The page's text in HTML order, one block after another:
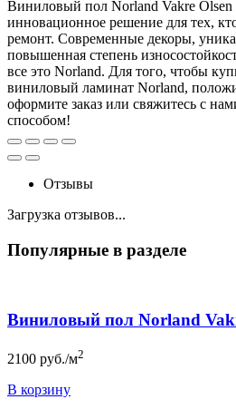
Виниловый пол Norland Vakre Olsen
инновационное решение для тех,
ремонт. Современные декоры,
повышенная степень
все это Norland. Для того, чтобы
виниловый ламинат Norland,
оформите заказ или свяжитесь с
способом!
Отзывы
Загрузка отзывов...
Популярные в разделе
Виниловый пол Norland
2100 руб./м2
В корзину